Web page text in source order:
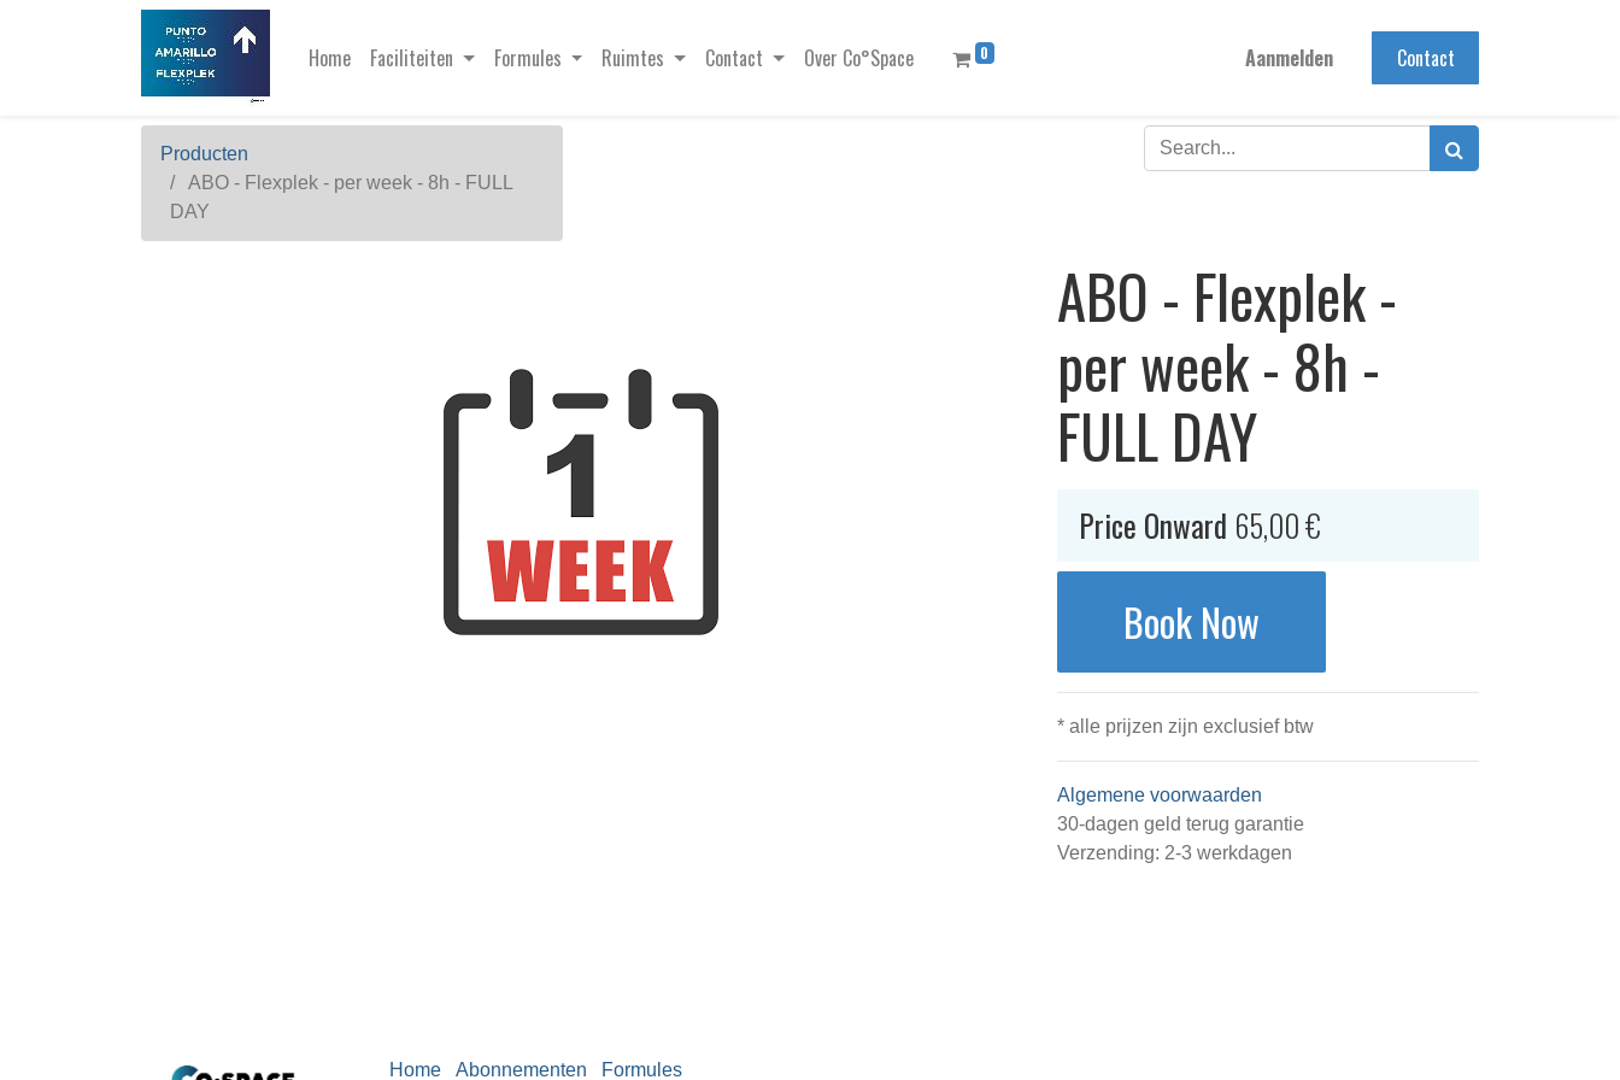
Home Faciliteiten Formules Ruimtes Contact Over Co°Space 0 Aanmelden Contact
Producten
ABO - Flexplek - per week - 8h - FULL
DAY
ABO - Flexplek -
per week - 8h -
FULL DAY
Price Onward 65,00€
Book Now
* alle prijzen zijn exclusief btw
Algemene voorwaarden
30-dagen geld terug garantie
Verzending: 2-3 werkdagen
Home Abonnementen Formules